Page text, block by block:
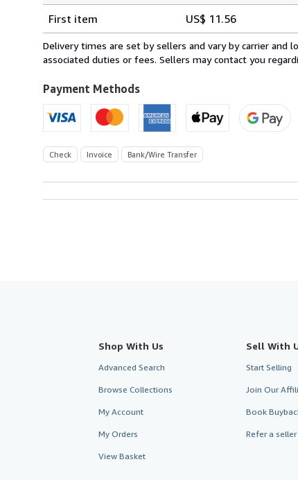
Shipping
rates
from
Germany
U.S.A.
quantity
First item
US$ 11.56
Delivery times are set by sellers and vary by carrier and
associated duties or fees. Sellers may contact you
Payment Methods
Check Invoice Bank/Wire Transfer
Shop With Us
Advanced Search
Browse Collections
My Account
My Orders
View Basket
Sell With
Start Selling
Join Our
Book
Refer a seller